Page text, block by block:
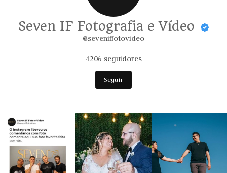
Seven IF Fotografia e Vídeo
@seveniffotovideo
4206 seguidores
Seguir